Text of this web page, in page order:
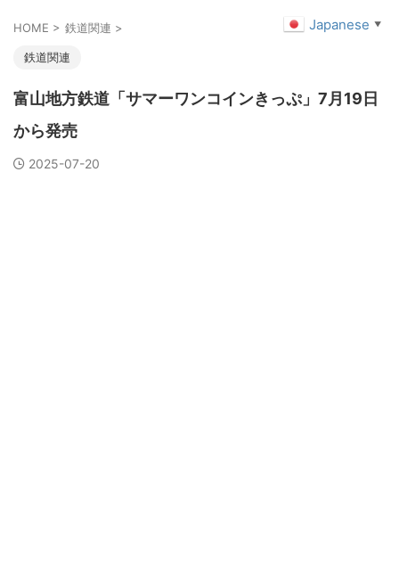
HOME > 鉄道関連 >
鉄道関連
富山地方鉄道「サマーワンコインきっぷ」7月19日
から発売
2025-07-20
Japanese ▼